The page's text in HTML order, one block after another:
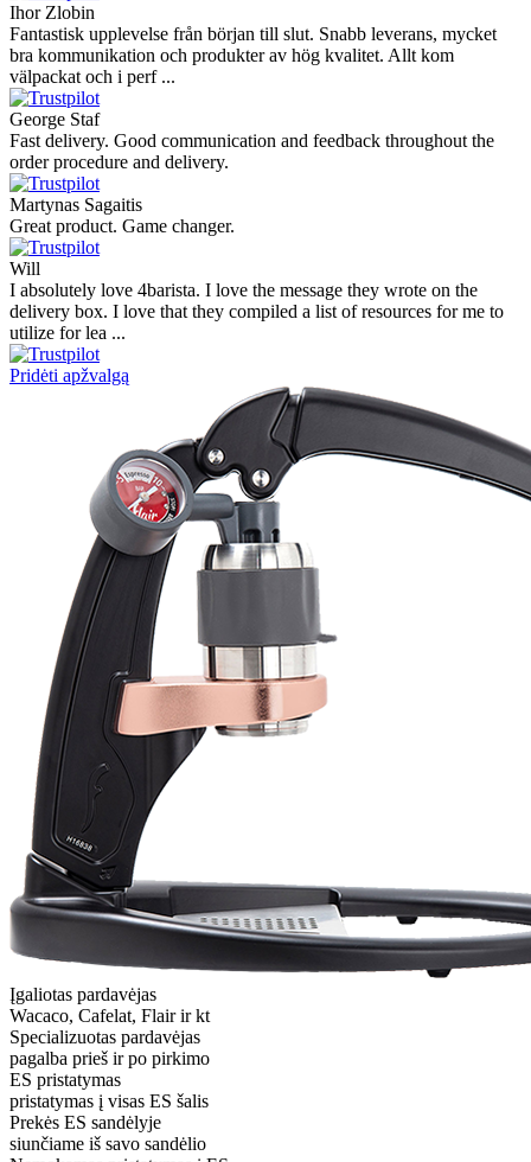
Ihor Zlobin
Fantastisk upplevelse från början till slut. Snabb leverans, mycket
bra kommunikation och produkter av hög kvalitet. Allt kom
välpackat och i perf ...
George Staf
Fast delivery. Good communication and feedback throughout the
order procedure and delivery.
Martynas Sagaitis
Great product. Game changer.
Will
I absolutely love 4barista. I love the message they wrote on the
delivery box. I love that they compiled a list of resources for me to
utilize for lea ...
Pridėti apžvalgą
Įgaliotas pardavėjas
Wacaco, Cafelat, Flair ir kt
Specializuotas pardavėjas
pagalba prieš ir po pirkimo
ES pristatymas
pristatymas į visas ES šalis
Prekės ES sandėlyje
siunčiame iš savo sandėlio